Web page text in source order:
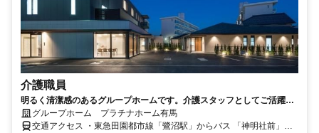
介護職員
明るく清潔感のあるグループホームです。介護スタッフとしてご活躍い
ただける方大募集♪
グループホーム プラチナホーム有馬
交通アクセス ・東急田園都市線「鷺沼駅」からバス 「神明社前」バ